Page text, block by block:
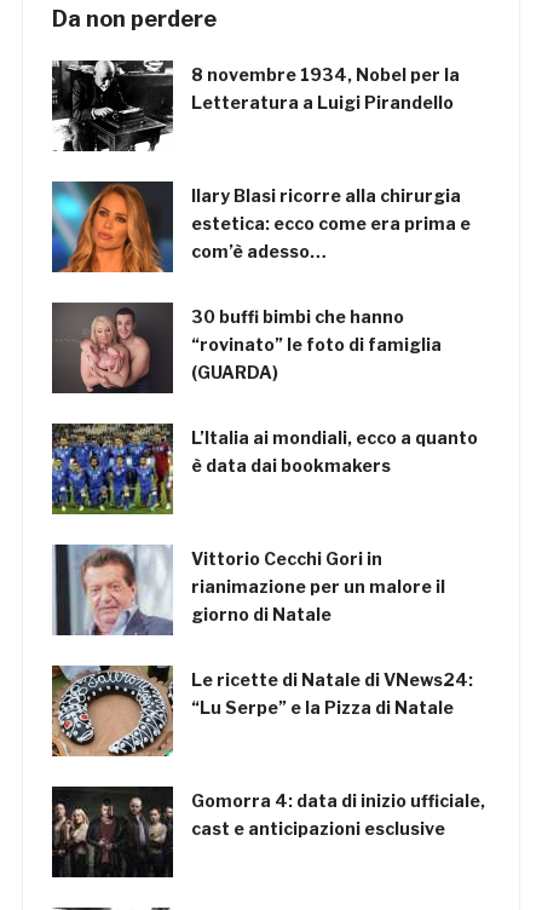
Da non perdere
8 novembre 1934, Nobel per la
Letteratura a Luigi Pirandello
Ilary Blasi ricorre alla chirurgia
estetica: ecco come era prima e
com’è adesso…
30 buffi bimbi che hanno
“rovinato” le foto di famiglia
(GUARDA)
L’Italia ai mondiali, ecco a quanto
è data dai bookmakers
Vittorio Cecchi Gori in
rianimazione per un malore il
giorno di Natale
Le ricette di Natale di VNews24:
“Lu Serpe” e la Pizza di Natale
Gomorra 4: data di inizio ufficiale,
cast e anticipazioni esclusive